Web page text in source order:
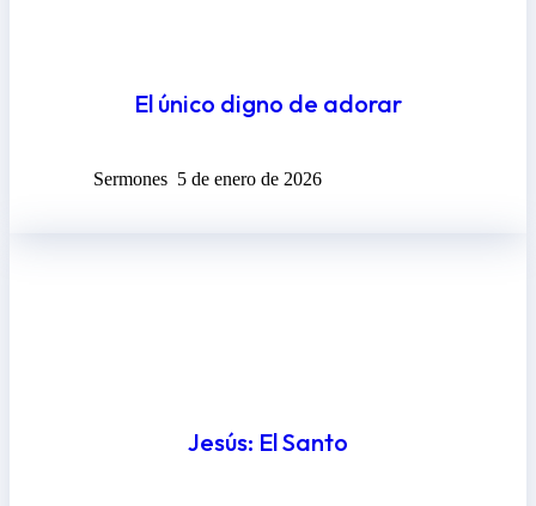
El único digno de adorar
Sermones 5 de enero de 2026
Jesús: El Santo